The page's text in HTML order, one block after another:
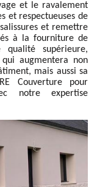
et le ravalement
et respectueuses de
et remettre
à la fourniture de
supérieure,
augmentera non
mais aussi sa
Couverture pour
notre expertise